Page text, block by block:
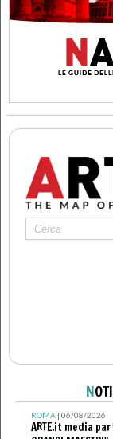
N
ROMA| 06/08/2026
ARTE.it media